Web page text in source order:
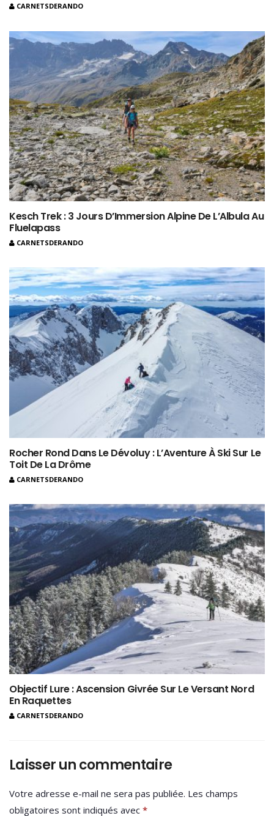
CARNETSDERANDO
Kesch Trek : 3 Jours D’Immersion Alpine De L’Albula Au
Fluelapass
CARNETSDERANDO
Rocher Rond Dans Le Dévoluy : L’Aventure À Ski Sur Le
Toit De La Drôme
CARNETSDERANDO
Objectif Lure : Ascension Givrée Sur Le Versant Nord
En Raquettes
CARNETSDERANDO
Laisser un commentaire
Votre adresse e-mail ne sera pas publiée. Les champs
obligatoires sont indiqués avec *